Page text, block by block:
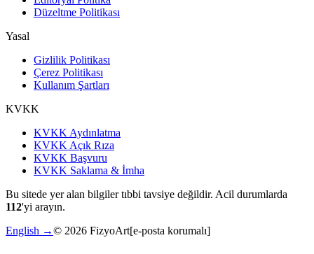
Düzeltme Politikası
Yasal
Gizlilik Politikası
Çerez Politikası
Kullanım Şartları
KVKK
KVKK Aydınlatma
KVKK Açık Rıza
KVKK Başvuru
KVKK Saklama & İmha
Bu sitede yer alan bilgiler tıbbi tavsiye değildir. Acil durumlarda
112'yi arayın.
English →© 2026 FizyoArt[e-posta korumalı]